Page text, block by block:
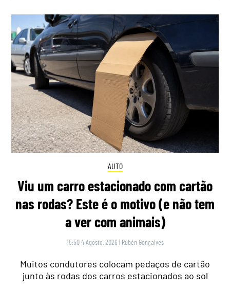
AUTO
Viu um carro estacionado com cartão
nas rodas? Este é o motivo (e não tem
a ver com animais)
15:50 4 Agosto, 2026 | Rubén Gonçalves
Muitos condutores colocam pedaços de cartão
junto às rodas dos carros estacionados ao sol